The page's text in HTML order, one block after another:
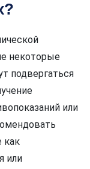
некоторые
подвергаться
или
как
или